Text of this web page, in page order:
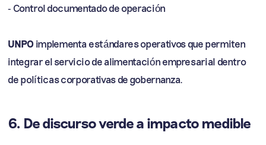
- Control documentado de operación
UNPO implementa estándares operativos que permiten
integrar el servicio de alimentación empresarial dentro
de políticas corporativas de gobernanza.
6. De discurso verde a impacto medible